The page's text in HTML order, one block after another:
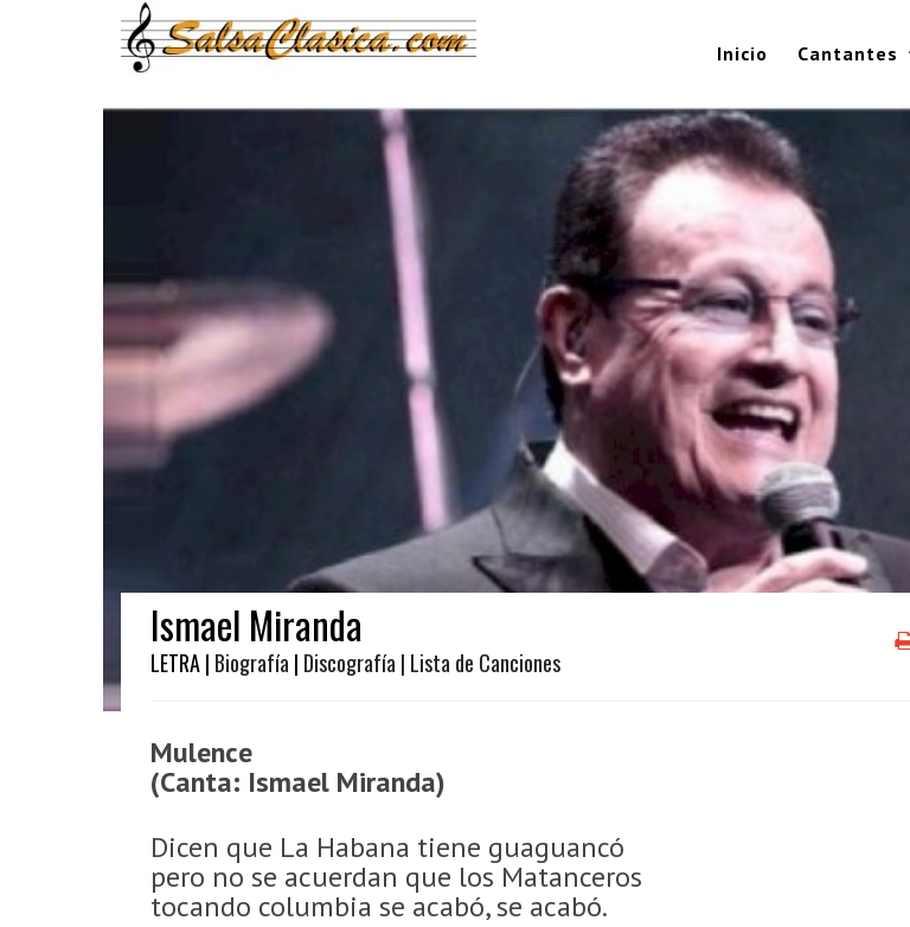
Inicio Cantantes
Ismael Miranda
LETRA | Biografía | Discografía | Lista de Canciones
Mulence
(Canta: Ismael Miranda)
Dicen que La Habana tiene guaguancó
pero no se acuerdan que los Matanceros
tocando columbia se acabó, se acabó.